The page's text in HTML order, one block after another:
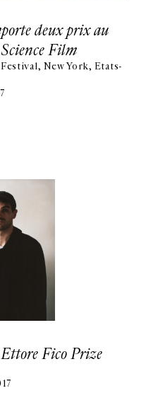
deux prix au
Film
New York, Etats-
Fico Prize